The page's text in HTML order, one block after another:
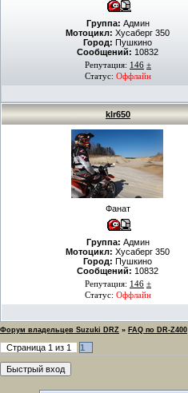
Группа: Админ
Мотоцикл: Хусаберг 350
Город: Пушкино
Сообщений: 10832
Репутация: 146 ±
Статус: Оффлайн
klr650
Фанат
Группа: Админ
Мотоцикл: Хусаберг 350
Город: Пушкино
Сообщений: 10832
Репутация: 146 ±
Статус: Оффлайн
Форум владельцев Suzuki DRZ » FAQ по DR-Z400
Страница 1 из 1 1